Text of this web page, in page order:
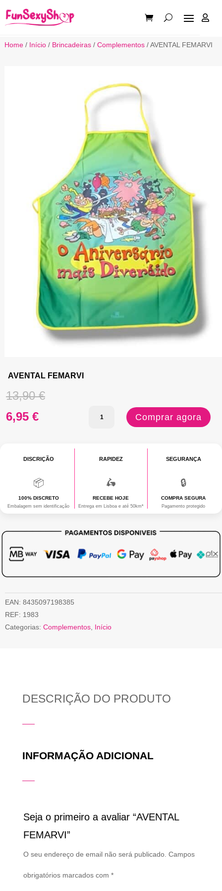

Home/ Início/ Brincadeiras/ Complementos/ AVENTAL FEMARVI
AVENTAL FEMARVI
13,90€O
era:
6,95 €O
atual
é:
6,95 €.
Quantidade
FEMARVI
Comprar agora
DISCRIÇÃO
📦
100% DISCRETO
Embalagem sem identificação
RAPIDEZ
🛵
RECEBE HOJE
Entrega em Lisboa e até 50km*
SEGURANÇA
🔒
COMPRA SEGURA
Pagamento protegido
EAN: 8435097198385
REF: 1983
Categorias: Complementos, Início
DESCRIÇÃO DO PRODUTO
INFORMAÇÃO ADICIONAL
Seja o primeiro a avaliar “AVENTAL
FEMARVI”
O seu endereço de email não será publicado. Campos
obrigatórios marcados com *